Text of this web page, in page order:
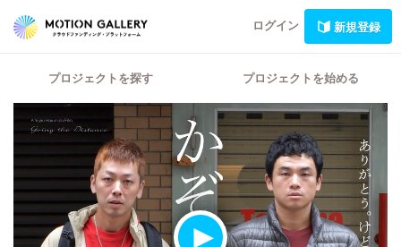
ログイン 新規登録
プロジェクトを探す プロジェクトを始める